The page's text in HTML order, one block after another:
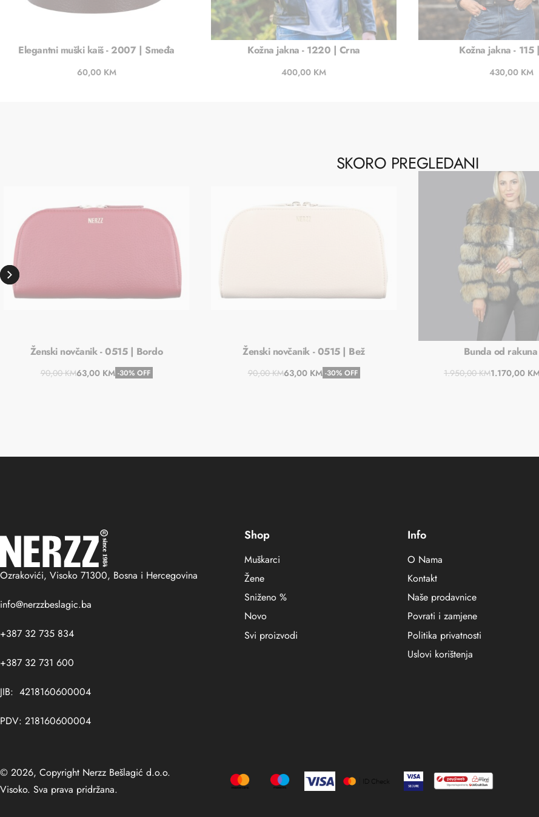
Elegantni muški kaiš - 2007 | Smeđa
60,00 KM
Kožna jakna - 1220 | Crna
400,00 KM
Kožna jakna - 115
430,00 KM
SKORO PREGLEDANI
Ženski novčanik - 0515 | Bordo
90,00KM63,00 KM -30% OFF
Ženski novčanik - 0515 | Bež
90,00KM63,00 KM -30% OFF
Bunda od
1.950,00KM1.170,00
Ozrakovići, Visoko 71300, Bosna i Hercegovina
info@nerzzbeslagic.ba
+387 32 735 834
+387 32 731 600
JIB: 4218160600004
PDV: 218160600004
Shop
Muškarci
Žene
Sniženo %
Novo
Svi proizvodi
Info
O Nama
Kontakt
Naše prodavnice
Povrati i zamjene
Politika privatnosti
Uslovi korištenja
© 2026, Copyright Nerzz Bešlagić d.o.o.
Visoko. Sva prava pridržana.